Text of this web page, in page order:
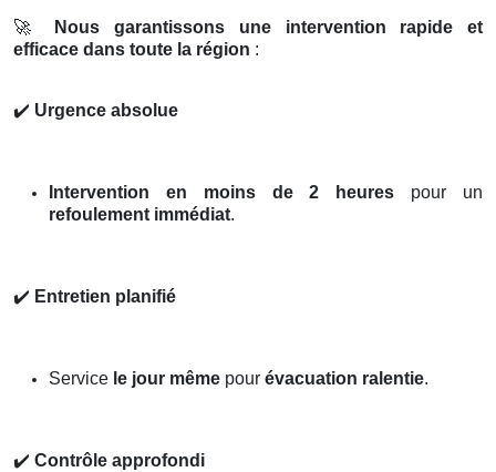
🚀
Nous garantissons une intervention rapide et
efficace dans toute la région :
✔️ Urgence absolue
Intervention en moins de 2 heures pour un
refoulement immédiat.
✔️ Entretien planifié
Service le jour même pour évacuation ralentie.
✔️ Contrôle approfondi